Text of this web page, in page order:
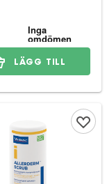
LÄGG TILL